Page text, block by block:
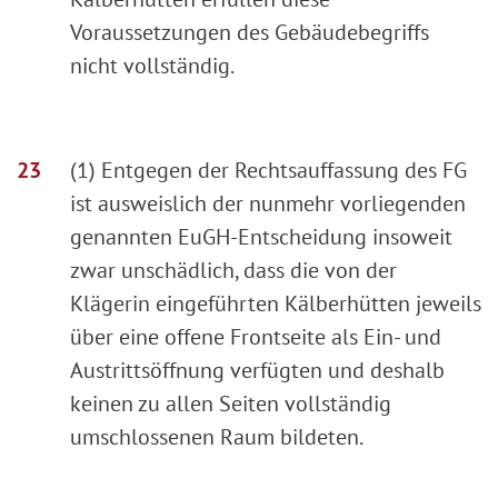
Voraussetzungen des Gebäudebegriffs
nicht vollständig.
(1) Entgegen der Rechtsauffassung des FG
ist ausweislich der nunmehr vorliegenden
genannten EuGH-Entscheidung insoweit
zwar unschädlich, dass die von der
Klägerin eingeführten Kälberhütten jeweils
über eine offene Frontseite als Ein- und
Austrittsöffnung verfügten und deshalb
keinen zu allen Seiten vollständig
umschlossenen Raum bildeten.